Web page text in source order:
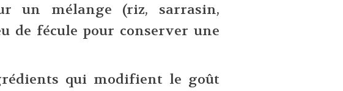
un mélange (riz, sarrasin,
de fécule pour conserver une
qui modifient le goût